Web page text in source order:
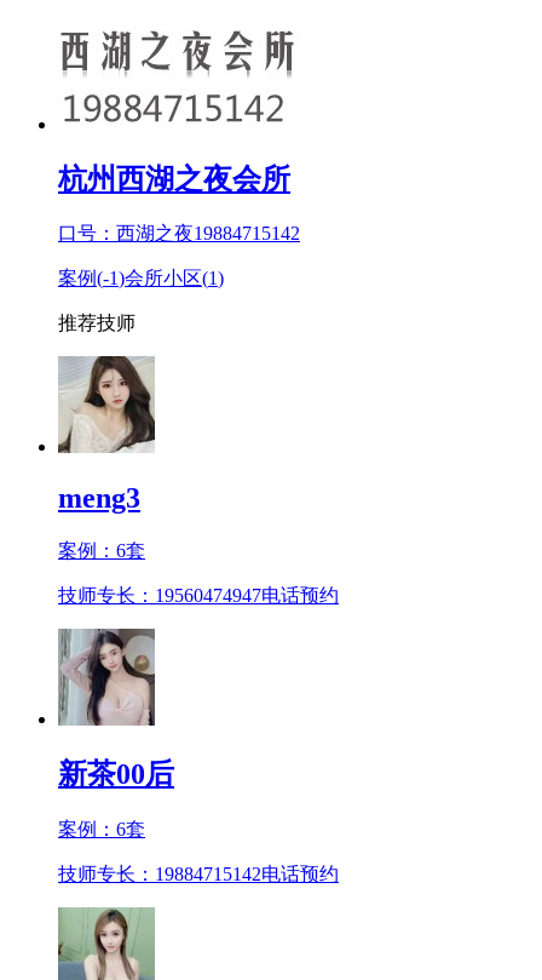
杭州西湖之夜会所
口号：西湖之夜19884715142
案例(-1)会所小区(1)
推荐技师
meng3
案例： 6套
技师专长：19560474947电话预约
新茶00后
案例： 6套
技师专长：19884715142电话预约